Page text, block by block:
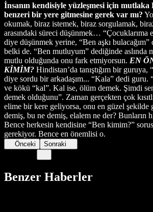
İnsanın kendisiyle yüzleşmesi için mutlaka
benzeri bir yere gitmesine gerek var mı?
okumak, biraz istemek, biraz sorgulamak,
arasındaki süreci düşünmek… “Çocuklarıma
diye düşünmek yerine, “Ben aşkı bulacağım”
belki de. “Ben mutluyum” dediğinde aslında
mutlu olduğunda onu fark etmiyorsun. EN
KİMİM? Hindistan’da tanıştığım bir guruya,
diye sordu bir arkadaşım... “Kala” dedi guru.
ve kökü “kal”. Kal ise, ölüm demek. Şimdi
demek olduğunu”. Zaman gerçekten çok
elime bir kere geliyorsa, onu en güzel şekilde
demiş, bu ne demiş, elalem ne der? Bunların
Bence herkesin kendisine “Ben kimim?”
gerekiyor. Bence en önemlisi o.
Önceki Sonraki
Benzer Haberler